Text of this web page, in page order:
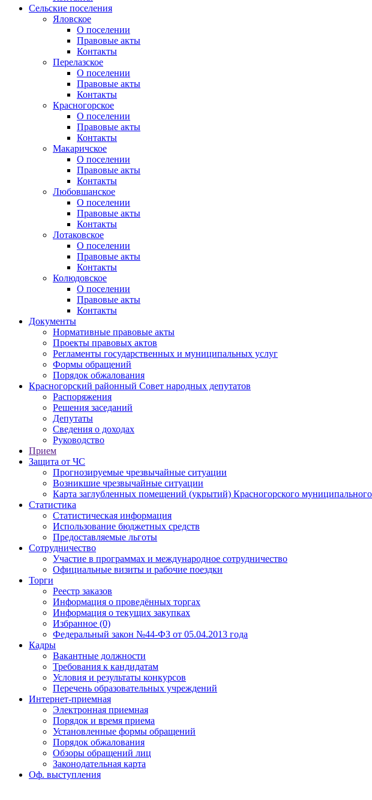
Сельские поселения
Яловское
О поселении
Правовые акты
Контакты
Перелазское
О поселении
Правовые акты
Контакты
Красногорское
О поселении
Правовые акты
Контакты
Макаричское
О поселении
Правовые акты
Контакты
Любовшанское
О поселении
Правовые акты
Контакты
Лотаковское
О поселении
Правовые акты
Контакты
Колюдовское
О поселении
Правовые акты
Контакты
Документы
Нормативные правовые акты
Проекты правовых актов
Регламенты государственных и муниципальных услуг
Формы обращений
Порядок обжалования
Красногорский районный Совет народных депутатов
Распоряжения
Решения заседаний
Депутаты
Сведения о доходах
Руководство
Прием
Защита от ЧС
Прогнозируемые чрезвычайные ситуации
Возникшие чрезвычайные ситуации
Карта заглубленных помещений (укрытий) Красногорского
Статистика
Статистическая информация
Использование бюджетных средств
Предоставляемые льготы
Сотрудничество
Участие в программах и международное сотрудничество
Официальные визиты и рабочие поездки
Торги
Реестр заказов
Информация о проведённых торгах
Информация о текущих закупках
Избранное (0)
Федеральный закон №44-ФЗ от 05.04.2013 года
Кадры
Вакантные должности
Требования к кандидатам
Условия и результаты конкурсов
Перечень образовательных учреждений
Интернет-приемная
Электронная приемная
Порядок и время приема
Установленные формы обращений
Порядок обжалования
Обзоры обращений лиц
Законодательная карта
Оф. выступления